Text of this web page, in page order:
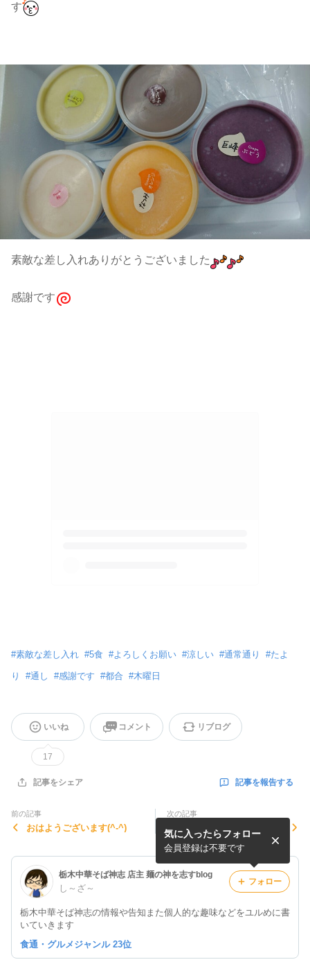
す
素敵な差し入れありがとうございました
感謝です
#素敵な差し入れ #5食 #よろしくお願い #涼しい #通常通り #たよ
り #通し #感謝です #都合 #木曜日
いいね
17
コメント リブログ
記事をシェア 記事を報告する
前の記事
おはようございます(^-^)
次の記事
今日のらーめん(^-^)
栃木中華そば神志 店主 麺の神を志すblog
し～ざ～
栃木中華そば神志の情報や告知また個人的な趣味などをユルめに書
いていきます
気に入ったらフォロー
会員登録は不要です
フォロー
食通・グルメジャンル 23位